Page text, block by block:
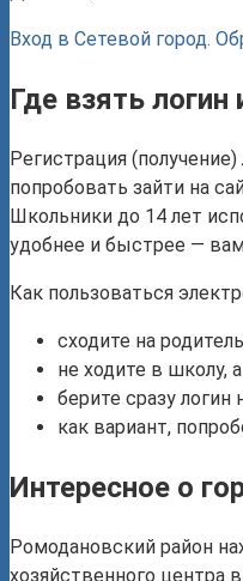
Вход в Сетевой город.
Где взять логин
Регистрация
попробовать зайти на
Школьники до 14 лет
удобнее и быстрее —
Как пользоваться
сходите на
не ходите в школу,
берите сразу
как вариант,
Интересное о
Ромодановский район
хозяйственного центра